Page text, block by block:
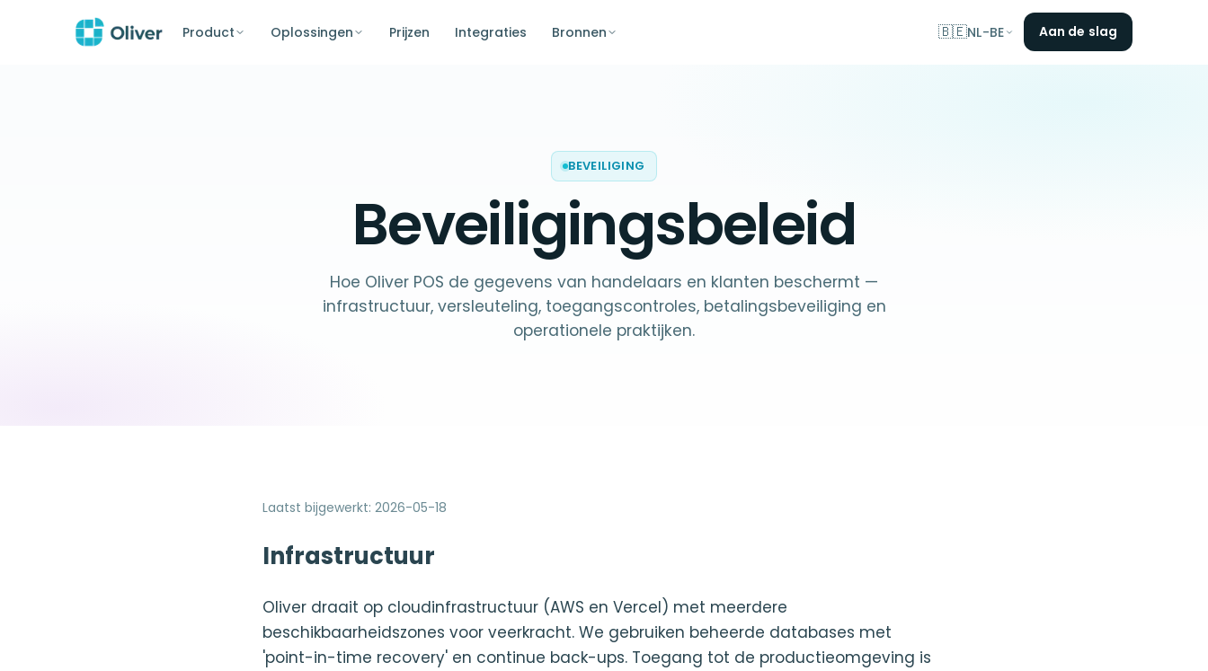
Product Oplossingen Prijzen Integraties Bronnen 🇧🇪NL-BE Aan de slag
BEVEILIGING
Beveiligingsbeleid
Hoe Oliver POS de gegevens van handelaars en klanten beschermt —
infrastructuur, versleuteling, toegangscontroles, betalingsbeveiliging en
operationele praktijken.
Laatst bijgewerkt: 2026-05-18
Infrastructuur
Oliver draait op cloudinfrastructuur (AWS en Vercel) met meerdere
beschikbaarheidszones voor veerkracht. We gebruiken beheerde databases met
'point-in-time recovery' en continue back-ups. Toegang tot de productieomgeving is